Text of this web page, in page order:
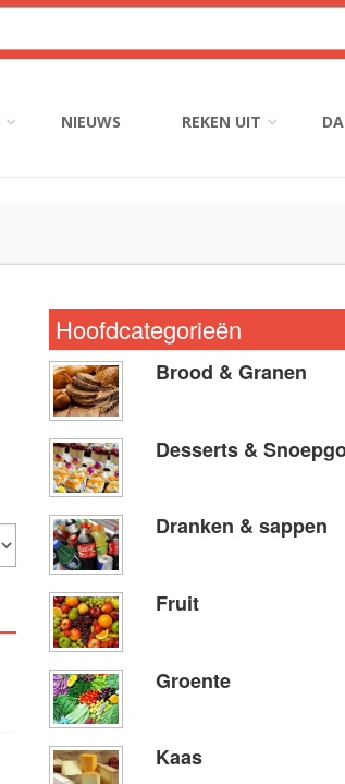
NIEUWS REKEN UIT
Hoofdcategorieën
Brood & Granen
Desserts &
Dranken & sappen
Fruit
Groente
Kaas